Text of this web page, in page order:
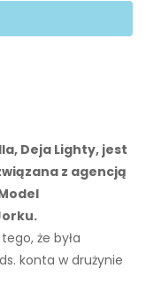
Deja Lighty, jest
z agencją
że była
konta w drużynie